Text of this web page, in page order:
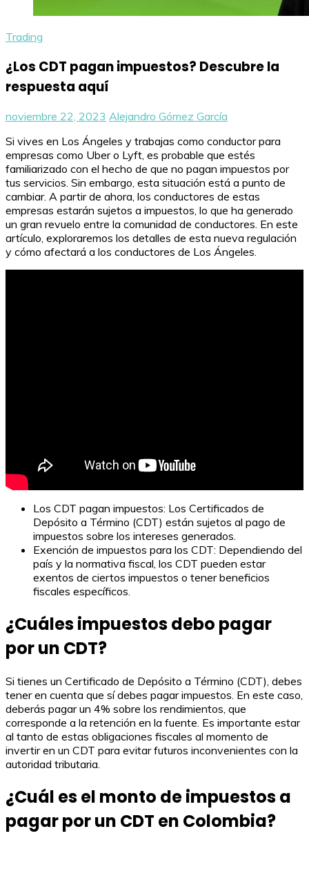
Trading
¿Los CDT pagan impuestos? Descubre la
respuesta aquí
noviembre 22, 2023 Alejandro Gómez García
Si vives en Los Ángeles y trabajas como conductor para
empresas como Uber o Lyft, es probable que estés
familiarizado con el hecho de que no pagan impuestos por
tus servicios. Sin embargo, esta situación está a punto de
cambiar. A partir de ahora, los conductores de estas
empresas estarán sujetos a impuestos, lo que ha generado
un gran revuelo entre la comunidad de conductores. En este
artículo, exploraremos los detalles de esta nueva regulación
y cómo afectará a los conductores de Los Ángeles.
Los CDT pagan impuestos: Los Certificados de
Depósito a Término (CDT) están sujetos al pago de
impuestos sobre los intereses generados.
Exención de impuestos para los CDT: Dependiendo del
país y la normativa fiscal, los CDT pueden estar
exentos de ciertos impuestos o tener beneficios
fiscales específicos.
¿Cuáles impuestos debo pagar
por un CDT?
Si tienes un Certificado de Depósito a Término (CDT), debes
tener en cuenta que sí debes pagar impuestos. En este caso,
deberás pagar un 4% sobre los rendimientos, que
corresponde a la retención en la fuente. Es importante estar
al tanto de estas obligaciones fiscales al momento de
invertir en un CDT para evitar futuros inconvenientes con la
autoridad tributaria.
¿Cuál es el monto de impuestos a
pagar por un CDT en Colombia?